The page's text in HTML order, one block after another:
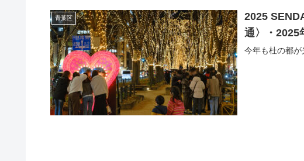
青葉区
2025
通〉・2025
今年も杜の都が